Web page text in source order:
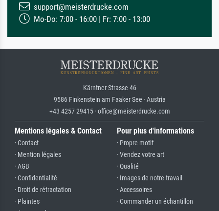
support@meisterdrucke.com
Mo-Do: 7:00 - 16:00 | Fr: 7:00 - 13:00
Kärntner Strasse 46
9586 Finkenstein am Faaker See · Austria
+43 4257 29415 · office@meisterdrucke.com
Mentions légales & Contact
· Contact
· Mention légales
· AGB
· Confidentialité
· Droit de rétractation
· Plaintes
Pour plus d'informations
· Propre motif
· Vendez votre art
· Qualité
· Images de notre travail
· Accessoires
· Commander un échantillon